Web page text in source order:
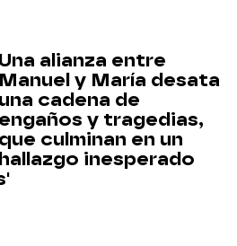
Una alianza entre
Manuel y María desata
una cadena de
engaños y tragedias,
que culminan en un
hallazgo inesperado